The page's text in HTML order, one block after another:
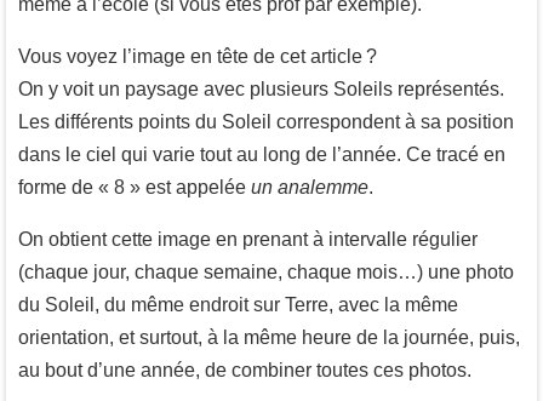
même à l’école (si vous êtes prof par exemple).
Vous voyez l’image en tête de cet article ?
On y voit un paysage avec plusieurs Soleils représentés.
Les différents points du Soleil correspondent à sa position
dans le ciel qui varie tout au long de l’année. Ce tracé en
forme de « 8 » est appelée un analemme.
On obtient cette image en prenant à intervalle régulier
(chaque jour, chaque semaine, chaque mois…) une photo
du Soleil, du même endroit sur Terre, avec la même
orientation, et surtout, à la même heure de la journée, puis,
au bout d’une année, de combiner toutes ces photos.